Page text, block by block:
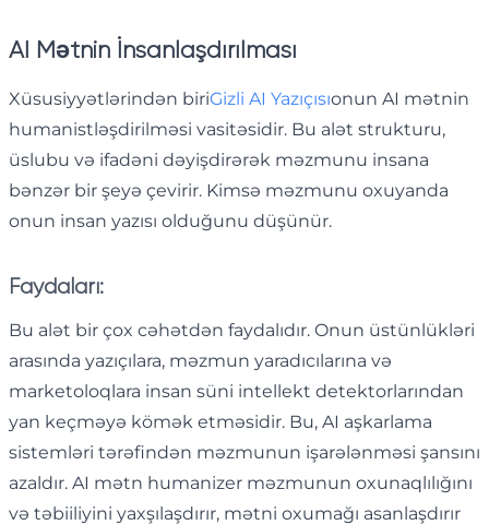
AI Mətnin İnsanlaşdırılması
Xüsusiyyətlərindən biriGizli AI Yazıçısıonun AI mətnin
humanistləşdirilməsi vasitəsidir. Bu alət strukturu,
üslubu və ifadəni dəyişdirərək məzmunu insana
bənzər bir şeyə çevirir. Kimsə məzmunu oxuyanda
onun insan yazısı olduğunu düşünür.
Faydaları:
Bu alət bir çox cəhətdən faydalıdır. Onun üstünlükləri
arasında yazıçılara, məzmun yaradıcılarına və
marketoloqlara insan süni intellekt detektorlarından
yan keçməyə kömək etməsidir. Bu, AI aşkarlama
sistemləri tərəfindən məzmunun işarələnməsi şansını
azaldır. AI mətn humanizer məzmunun oxunaqlılığını
və təbiiliyini yaxşılaşdırır, mətni oxumağı asanlaşdırır